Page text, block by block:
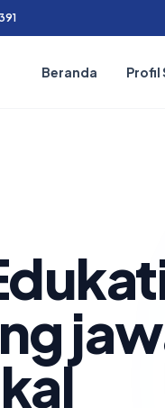
Beranda Profil